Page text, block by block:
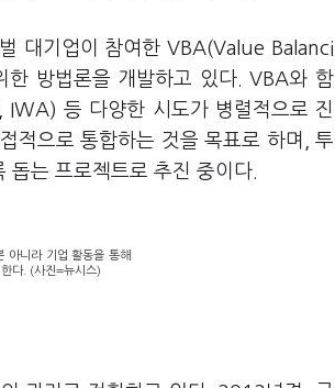
대기업이 참여한 VBA(Value Balanci
한 방법론을 개발하고 있다. VBA와 함
등 다양한 시도가 병렬적으로 진
적으로 통합하는 것을 목표로 하며, 투
는 프로젝트로 추진 중이다.
니라 기업 활동을 통해
다. (사진=뉴시스)